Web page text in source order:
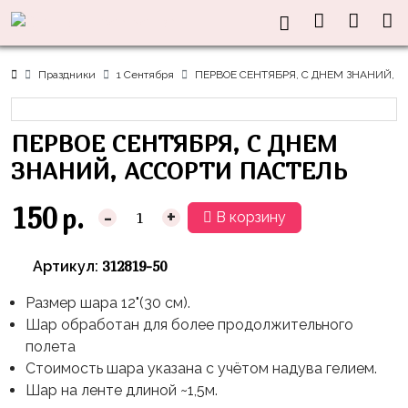
Праздники 1 Сентября ПЕРВОЕ СЕНТЯБРЯ, С ДНЕМ ЗНАНИЙ,
ПЕРВОЕ СЕНТЯБРЯ, С ДНЕМ
ЗНАНИЙ, АССОРТИ ПАСТЕЛЬ
150 р. - + В корзину
Артикул: 312819-50
Размер шара 12"(30 см).
Шар обработан для более продолжительного
полета
Стоимость шара указана с учётом надува гелием.
Шар на ленте длиной ~1,5м.
консультация?
Акции
Каталог
Латексные
шары
без
Латексные
шары
рисунком
Фольгированные
сердца/
звёзды
Праздники
Год
8
марта
23
Дембель
Родился
День
Рождения
LOVE
День
Тематики
Патруль
Оранжевая
Корова
Маша
Медведь
Трактор
Миньоны
Пикачу
Леди
Баг
Информация
О нас
Доставка
и оплата
Контакты
+7(910)888-
48-
60